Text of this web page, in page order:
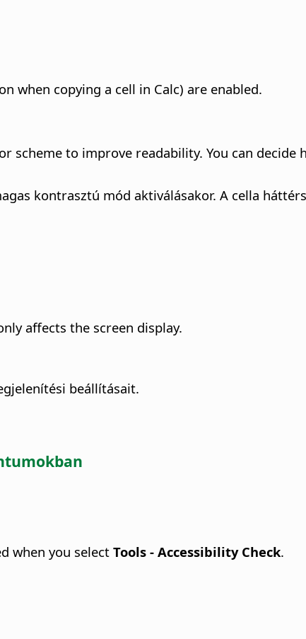
when copying a cell in Calc) are enabled.
to improve readability. You can decide
kontrasztú mód aktiválásakor. A cella
affects the screen display.
beállításait.
when you select Tools - Accessibility Check.